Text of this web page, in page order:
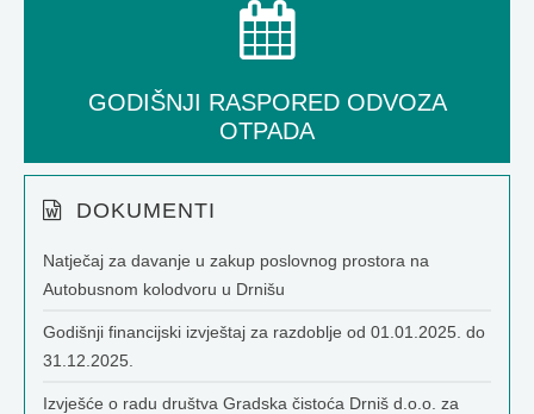
GODIŠNJI RASPORED ODVOZA
OTPADA
DOKUMENTI
Natječaj za davanje u zakup poslovnog prostora na
Autobusnom kolodvoru u Drnišu
Godišnji financijski izvještaj za razdoblje od 01.01.2025. do
31.12.2025.
Izvješće o radu društva Gradska čistoća Drniš d.o.o. za